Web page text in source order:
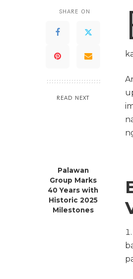
SHARE ON
READ NEXT
Palawan
Group Marks
40 Years with
Historic 2025
Milestones